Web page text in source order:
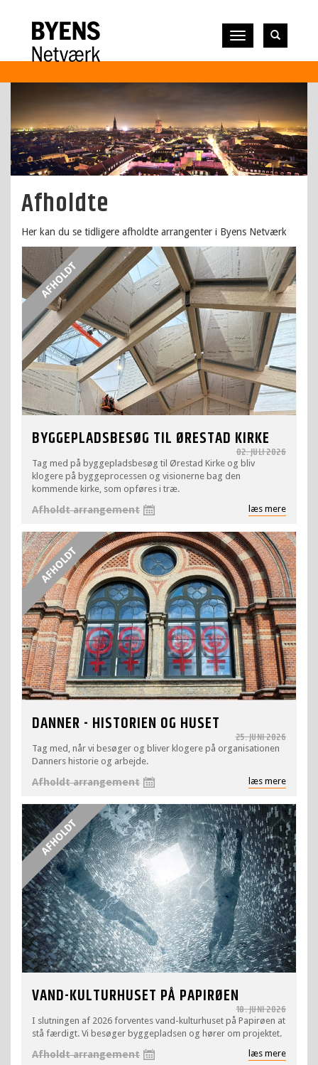
Vis
navigation
Afholdte
Her kan du se tidligere afholdte arrangenter i Byens Netværk
BYGGEPLADSBESØG TIL ØRESTAD KIRKE
02. JULI 2026
Tag med på byggepladsbesøg til Ørestad Kirke og bliv
klogere på byggeprocessen og visionerne bag den
kommende kirke, som opføres i træ.
læs mere
Afholdt arrangement
DANNER - HISTORIEN OG HUSET
25. JUNI 2026
Tag med, når vi besøger og bliver klogere på organisationen
Danners historie og arbejde.
læs mere
Afholdt arrangement
VAND-KULTURHUSET PÅ PAPIRØEN
18. JUNI 2026
I slutningen af 2026 forventes vand-kulturhuset på Papirøen at
stå færdigt. Vi besøger byggepladsen og hører om projektet.
læs mere
Afholdt arrangement